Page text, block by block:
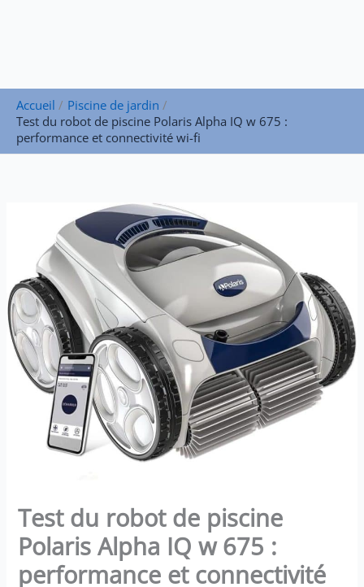
Accueil
Piscine de jardin
Test du robot de piscine Polaris Alpha IQ w 675 :
performance et connectivité wi-fi
Test du robot de piscine
Polaris Alpha IQ w 675 :
performance et connectivité